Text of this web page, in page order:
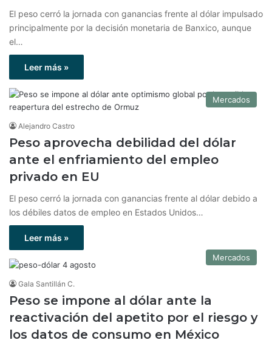
El peso cerró la jornada con ganancias frente al dólar impulsado
principalmente por la decisión monetaria de Banxico, aunque
el…
Leer más »
Mercados
Alejandro Castro
Peso aprovecha debilidad del dólar
ante el enfriamiento del empleo
privado en EU
El peso cerró la jornada con ganancias frente al dólar debido a
los débiles datos de empleo en Estados Unidos…
Leer más »
Mercados
Gala Santillán C.
Peso se impone al dólar ante la
reactivación del apetito por el riesgo y
los datos de consumo en México